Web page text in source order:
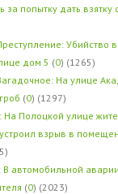
за попытку дать
Убийство
дом 5 (0) (1265)
На улице
(0) (1297)
На Полоцкой улице
взрыв в
автомобильной
(0) (2023)